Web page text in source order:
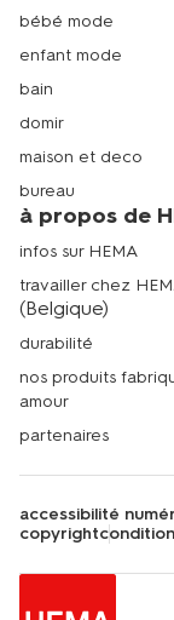
bébé mode
enfant mode
bain
domir
maison et deco
bureau
à propos de
infos sur HEMA
travailler chez
(Belgique)
durabilité
nos produits
amour
partenaires
accessibilité
copyright